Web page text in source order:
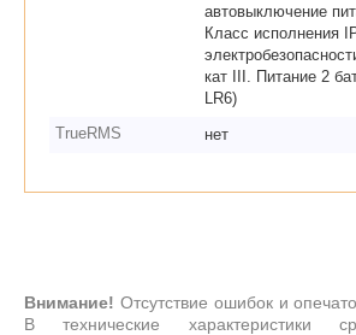
автовыключение
Класс исполнения
кат III. Питание 2
LR6)
TrueRMS
нет
Внимание! Отсутствие ошибок и
В технические характеристики